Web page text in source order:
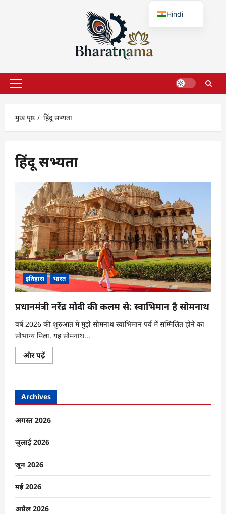
प्राथमिक
मुख पृष्ठ
हिंदू सभ्यता
हिंदू सभ्यता
इतिहास भारत
प्रधानमंत्री नरेंद्र मोदी की कलम से: स्वाभिमान है सोमनाथ
वर्ष 2026 की शुरुआत में मुझे सोमनाथ स्वाभिमान पर्व में सम्मिलित होने का
सौभाग्य मिला. यह सोमनाथ...
और पढ़ेंप्रधानमंत्री
नरेंद्र
से:
स्वाभिमान
है
के
बारे
में
और
पढ़ें
Archives
अगस्त 2026
जुलाई 2026
जून 2026
मई 2026
अप्रैल 2026
Hindi